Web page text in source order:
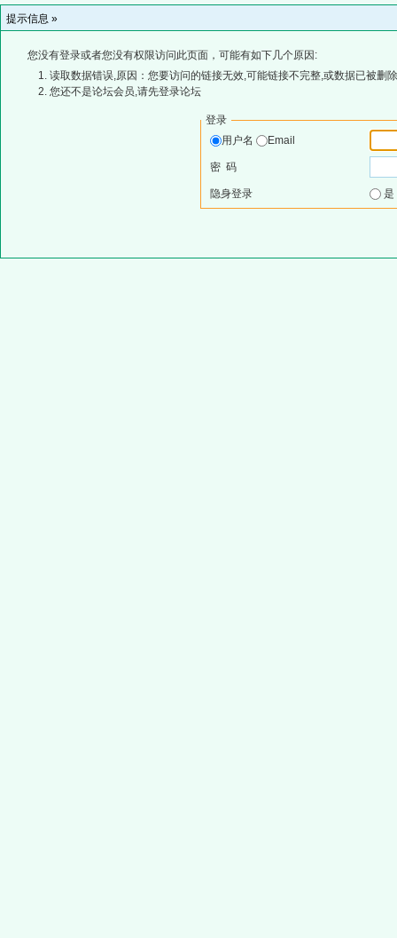
提示信息 »
您没有登录或者您没有权限访问此页面，可能有如下几个原因:
读取数据错误,原因：您要访问的链接无效,可能链接不完整,或数据已被删
您还不是论坛会员,请先登录论坛
登录
用户名
Email
密 码
隐身登录